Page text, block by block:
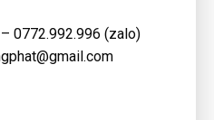
0772.992.996 (zalo)